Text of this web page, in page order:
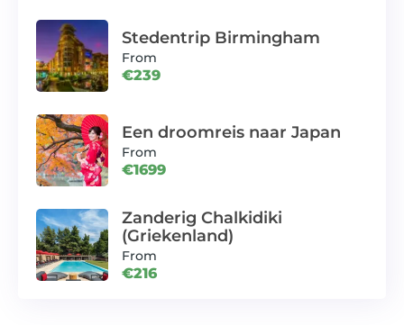
Stedentrip Birmingham
From
€239
Een droomreis naar Japan
From
€1699
Zanderig Chalkidiki
(Griekenland)
From
€216